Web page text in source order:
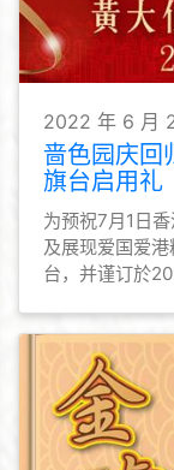
2022 年 6 月
啬色园庆回
旗台启用礼
为预祝7月1日
及展现爱国爱
台，并谨订於